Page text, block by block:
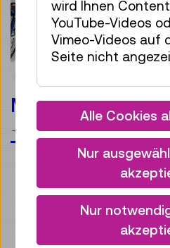
Mobilität
Merken
wird Ihnen
YouTube-Videos
Vimeo-Videos auf
Seite nicht
Alle Cookies
Nur
Nur